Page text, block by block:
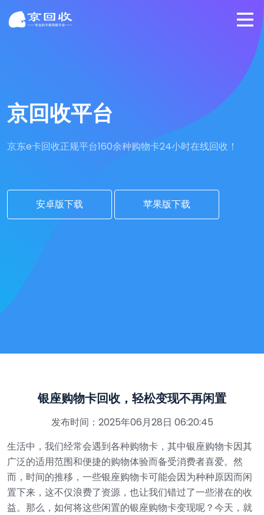
京回收平台
京东e卡回收正规平台160余种购物卡24小时在线回收！
安卓版下载 苹果版下载
银座购物卡回收，轻松变现不再闲置
发布时间：2025年06月28日 06:20:45
生活中，我们经常会遇到各种购物卡，其中银座购物卡因其
广泛的适用范围和便捷的购物体验而备受消费者喜爱。然
而，时间的推移，一些银座购物卡可能会因为种种原因而闲
置下来，这不仅浪费了资源，也让我们错过了一些潜在的收
益。那么，如何将这些闲置的银座购物卡变现呢？今天，就